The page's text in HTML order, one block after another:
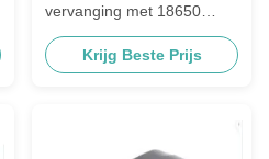
vervanging met 18650
Lithium Ion Cell 10.4Ah
12Ah 13Ah 15.6Ah 17.4Ah
Krijg Beste Prijs